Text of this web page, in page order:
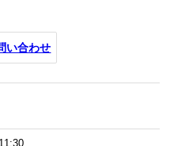
い合わせ